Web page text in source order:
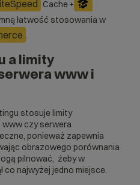
Cache +
łatwość stosowania w
.
a limity
www i
stosuje limity
czy serwera
ponieważ zapewnia
obrazowego porównania
pilnować, żeby w
co najwyżej jedno miejsce.